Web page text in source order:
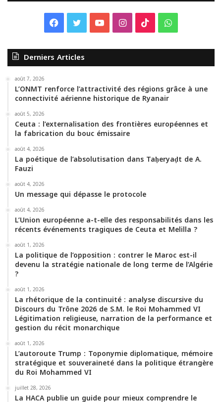
c
e
b
o
o
k
i
t
e
r
u
T
u
b
e
I
s
t
a
g
r
a
k
T
o
k
W
a
t
A
p
Derniers Articles
août 7, 2026
L’ONMT renforce l’attractivité des régions grâce à une
connectivité aérienne historique de Ryanair
août 5, 2026
Ceuta : l’externalisation des frontières européennes et
la fabrication du bouc émissaire
août 4, 2026
La poétique de l’absolutisation dans Taḥeryaḍt de A.
Fauzi
août 4, 2026
Un message qui dépasse le protocole
août 4, 2026
L’Union européenne a-t-elle des responsabilités dans les
récents événements tragiques de Ceuta et Melilla ?
août 1, 2026
La politique de l’opposition : contrer le Maroc est-il
devenu la stratégie nationale de long terme de l’Algérie
?
août 1, 2026
La rhétorique de la continuité : analyse discursive du
Discours du Trône 2026 de S.M. le Roi Mohammed VI
Légitimation religieuse, narration de la performance et
gestion du récit monarchique
août 1, 2026
L’autoroute Trump : Toponymie diplomatique, mémoire
stratégique et souveraineté dans la politique étrangère
du Roi Mohammed VI
juillet 28, 2026
La HACA publie un guide pour mieux comprendre le